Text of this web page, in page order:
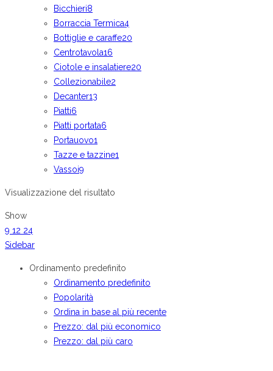
Bicchieri8
Borraccia Termica4
Bottiglie e caraffe20
Centrotavola16
Ciotole e insalatiere20
Collezionabile2
Decanter13
Piatti6
Piatti portata6
Portauovo1
Tazze e tazzine1
Vassoi9
Visualizzazione del risultato
Show
9 12 24
Sidebar
Ordinamento predefinito
Ordinamento predefinito
Popolarità
Ordina in base al più recente
Prezzo: dal più economico
Prezzo: dal più caro